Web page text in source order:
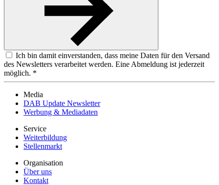
Ich bin damit einverstanden, dass meine Daten für den Versand
des Newsletters verarbeitet werden. Eine Abmeldung ist jederzeit
möglich. *
Media
DAB Update Newsletter
Werbung & Mediadaten
Service
Weiterbildung
Stellenmarkt
Organisation
Über uns
Kontakt